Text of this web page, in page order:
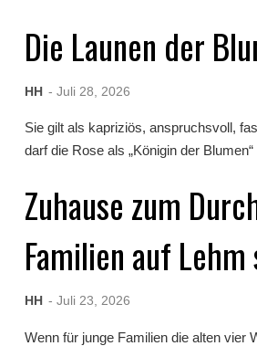
Die Launen der
HH - Juli 28, 2026
Sie gilt als kapriziös, anspruchsvoll,
darf die Rose als „Königin der
Zuhause zum
Familien auf Lehm
HH - Juli 23, 2026
Wenn für junge Familien die alten vier